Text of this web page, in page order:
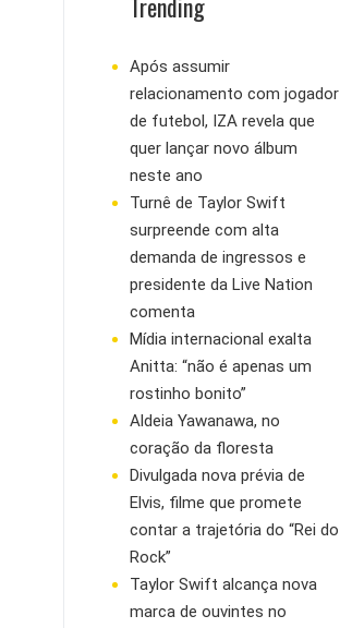
r
o
r
:
b
o
o
t
e
r
g
r
m
b
e
Após assumir
relacionamento com jogador
de futebol, IZA revela que
quer lançar novo álbum
neste ano
Turnê de Taylor Swift
surpreende com alta
demanda de ingressos e
presidente da Live Nation
comenta
Mídia internacional exalta
Anitta: “não é apenas um
rostinho bonito”
Aldeia Yawanawa, no
coração da floresta
Divulgada nova prévia de
Elvis, filme que promete
contar a trajetória do “Rei do
Rock”
Taylor Swift alcança nova
marca de ouvintes no